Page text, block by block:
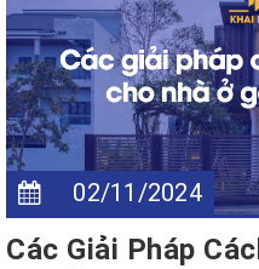
02/11/2024
Các Giải Pháp